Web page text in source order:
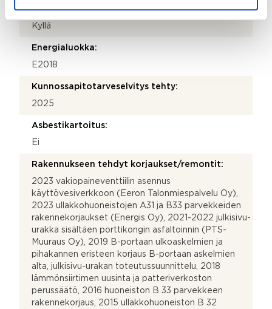
Onko kohteesta energiatodistusta?:
Kyllä
Energialuokka:
E2018
Kunnossapitotarveselvitys tehty:
2025
Asbestikartoitus:
Ei
Rakennukseen tehdyt korjaukset/remontit:
2023 vakiopaineventtiilin asennus
käyttövesiverkkoon (Eeron Talonmiespalvelu Oy),
2023 ullakkohuoneistojen A31 ja B33 parvekkeiden
rakennekorjaukset (Energis Oy), 2021-2022 julkisivu-
urakka sisältäen porttikongin asfaltoinnin (PTS-
Muuraus Oy), 2019 B-portaan ulkoaskelmien ja
pihakannen eristeen korjaus B-portaan askelmien
alta, julkisivu-urakan toteutussuunnittelu, 2018
lämmönsiirtimen uusinta ja patteriverkoston
perussäätö, 2016 huoneiston B 33 parvekkeen
rakennekorjaus, 2015 ullakkohuoneiston B 32